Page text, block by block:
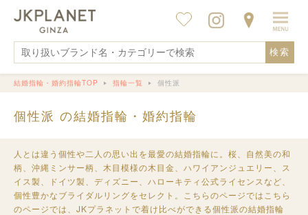
検索
結婚指輪・婚約指輪TOP 指輪一覧 個性派
個性派 の結婚指輪・婚約指輪
人とは違う個性や二人の思い出を最愛の結婚指輪に。桜、自然美の和
柄、沖縄ミンサー柄、木目模様の木目金、ハワイアンジュエリー、ス
イス製、ドイツ製、ディズニー、ハローキティ公式ライセンスなど、
個性豊かなブライダルリングをセレクト。こちらのページではこちら
のページでは、JKプラネットで着け比べができる個性派の結婚指輪